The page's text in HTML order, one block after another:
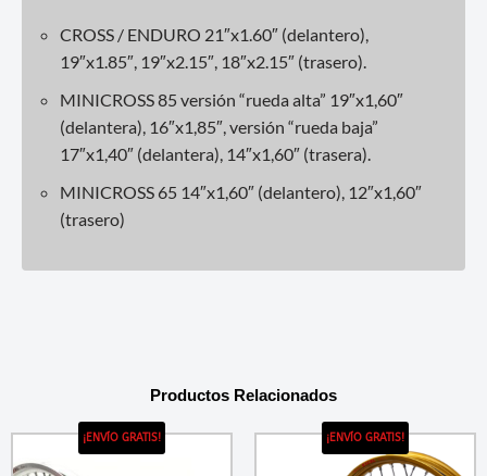
CROSS / ENDURO 21″x1.60″ (delantero),
19″x1.85″, 19″x2.15″, 18″x2.15″ (trasero).
MINICROSS 85 versión “rueda alta” 19″x1,60″
(delantera), 16″x1,85″, versión “rueda baja”
17″x1,40″ (delantera), 14″x1,60″ (trasera).
MINICROSS 65 14″x1,60″ (delantero), 12″x1,60″
(trasero)
Productos Relacionados
¡ENVÍO GRATIS! ¡ENVÍO GRATIS!